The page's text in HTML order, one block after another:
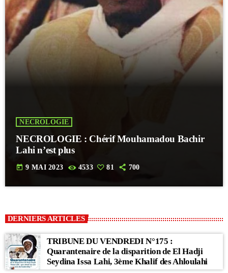
NECROLOGIE
NECROLOGIE : Chérif Mouhamadou Bachir
Lahi n’est plus
today 9 MAI 2023 4533 81 700
DERNIERS ARTICLES
TRIBUNE DU VENDREDI N°175 :
Quarantenaire de la disparition de El Hadji
Seydina Issa Lahi, 3ème Khalif des Ahloulahi